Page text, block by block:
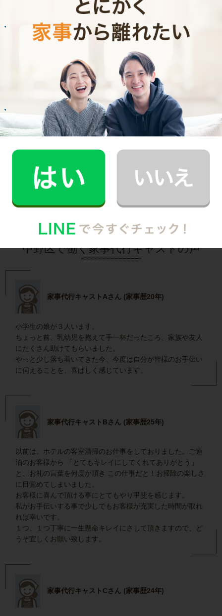
E.O.さん
30代 共働き 育児休暇中
いつもお家がキレイなママ友がCaSyを使って
記事全文を見る
N.U.さん
20代 女性 1人暮らし
掃除をしてもらうようになって、自分も片付け
インタビュー一覧を見る
中野区で働く家事代行キャストの声
家事代行キャストAさん (家事歴20年)
小学生の娘が３人います。
ちょっと前、乳幼児を抱えて手一杯だったころ、家族や友人
にたくさん助けてもらいました。
やっと少し落ち着いてきた今、今度は自分が皆様のお手伝い
に伺えることを、喜ばしく感じています。
家事代行キャストBさん (家事歴25年)
以前は、ホテルの客室清掃のお仕事をしておりました。ご連
泊のお客様から 「とてもキレイにしてくれてありがとう」
と、お礼の言葉を何度か頂き この仕事だと！お掃除の楽しさ
に目覚めてしまいました。
お客様に喜んで頂ける事にとてもやり甲斐を感じます。
私がお手伝いする事で少しでもお客様が充実した時間が取れ
れば幸いです。
１つ、１つ丁寧に一生懸命キレイにさして頂きますので、ど
うぞ宜しくお願い致します。
家事代行キャストCさん (家事歴24年)